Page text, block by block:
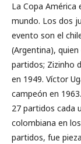
La Copa
mundo. Los dos
evento son el
(Argentina),
partidos; Zizinho
en 1949. Víctor
campeón en
27 partidos cada
colombiana en
partidos, fue